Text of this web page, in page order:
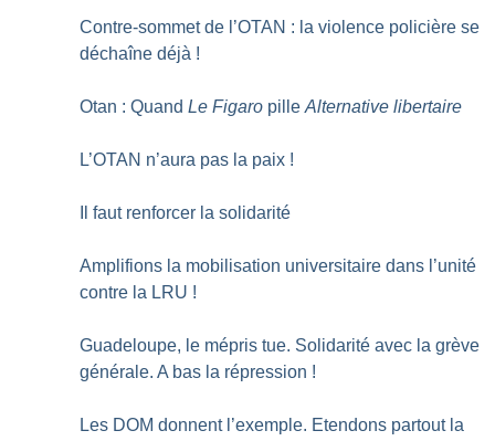
Contre-sommet de l’OTAN : la violence policière se
déchaîne déjà !
Otan : QuandLe Figaro pilleAlternative libertaire
L’OTAN n’aura pas la paix !
Il faut renforcer la solidarité
Amplifions la mobilisation universitaire dans l’unité
contre la LRU !
Guadeloupe, le mépris tue. Solidarité avec la grève
générale. A bas la répression !
Les DOM donnent l’exemple. Etendons partout la